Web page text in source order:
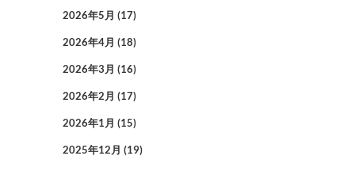
2026年5月 (17)
2026年4月 (18)
2026年3月 (16)
2026年2月 (17)
2026年1月 (15)
2025年12月 (19)